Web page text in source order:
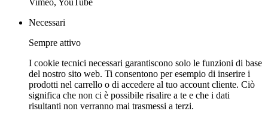
Necessari
Sempre attivo
I cookie tecnici necessari garantiscono solo le funzioni di base
del nostro sito web. Ti consentono per esempio di inserire i
prodotti nel carrello o di accedere al tuo account cliente. Ciò
significa che non ci è possibile risalire a te e che i dati
risultanti non verranno mai trasmessi a terzi.